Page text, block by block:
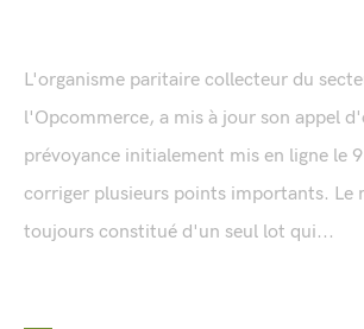
L'organisme paritaire collecteur du
l'Opcommerce, a mis à jour son appel
prévoyance initialement mis en ligne le
corriger plusieurs points importants. Le
toujours constitué d'un seul lot qui...